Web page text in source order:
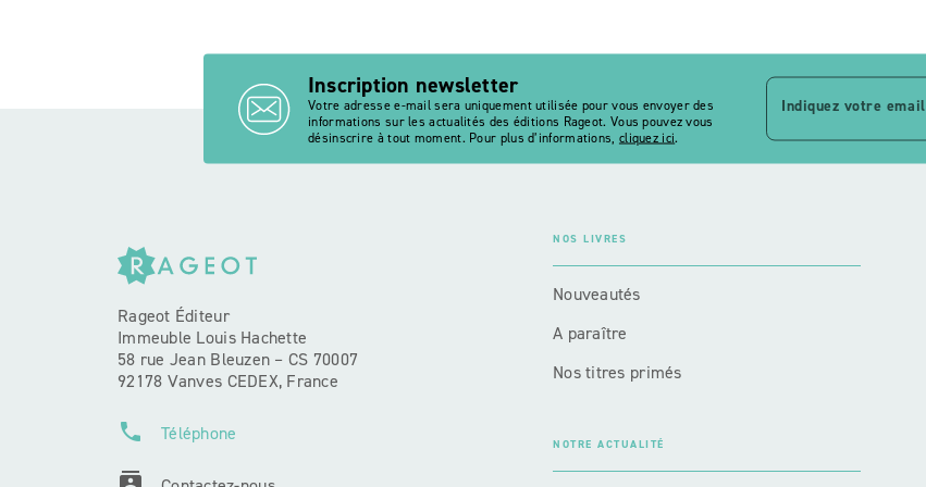
Inscription newsletter
Votre adresse e-mail sera uniquement utilisée pour vous envoyer des
informations sur les actualités des éditions Rageot. Vous pouvez vous
désinscrire à tout moment. Pour plus d’informations, cliquez ici.
Indiquez votre email
Rageot Éditeur
Immeuble Louis Hachette
58 rue Jean Bleuzen – CS 70007
92178 Vanves CEDEX, France
phone Téléphone
NOS LIVRES
Nouveautés
A paraître
Nos titres primés
NOTRE ACTUALITÉ